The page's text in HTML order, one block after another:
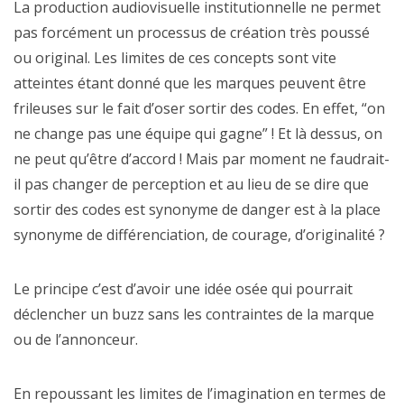
La production audiovisuelle institutionnelle ne permet
pas forcément un processus de création très poussé
ou original. Les limites de ces concepts sont vite
atteintes étant donné que les marques peuvent être
frileuses sur le fait d’oser sortir des codes. En effet, “on
ne change pas une équipe qui gagne” ! Et là dessus, on
ne peut qu’être d’accord ! Mais par moment ne faudrait-
il pas changer de perception et au lieu de se dire que
sortir des codes est synonyme de danger est à la place
synonyme de différenciation, de courage, d’originalité ?
Le principe c’est d’avoir une idée osée qui pourrait
déclencher un buzz sans les contraintes de la marque
ou de l’annonceur.
En repoussant les limites de l’imagination en termes de